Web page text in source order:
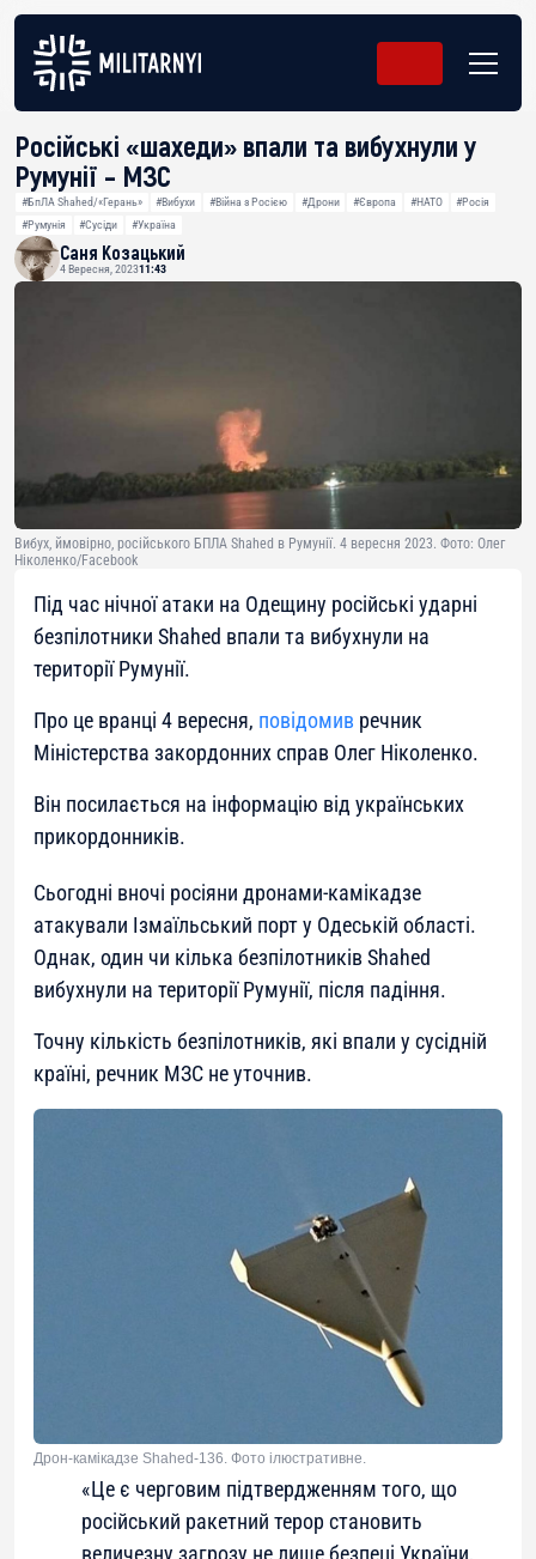
Російські «шахеди» впали та вибухнули у
Румунії – МЗС
#БпЛА Shahed/«Герань» #Вибухи #Війна з Росією #Дрони #Європа #НАТО
#Росія
#Румунія
#Сусіди #Україна
Саня Козацький
4 Вересня, 202311:43
Вибух, ймовірно, російського БПЛА Shahed в Румунії. 4 вересня 2023. Фото: Олег
Ніколенко/Facebook
Під час нічної атаки на Одещину російські ударні
безпілотники Shahed впали та вибухнули на
території Румунії.
Про це вранці 4 вересня, повідомив речник
Міністерства закордонних справ Олег Ніколенко.
Він посилається на інформацію від українських
прикордонників.
Сьогодні вночі росіяни дронами-камікадзе
атакували Ізмаїльський порт у Одеській області.
Однак, один чи кілька безпілотників Shahed
вибухнули на території Румунії, після падіння.
Точну кількість безпілотників, які впали у сусідній
країні, речник МЗС не уточнив.
Дрон-камікадзе Shahed-136. Фото ілюстративне.
«Це є черговим підтвердженням того, що
російський ракетний терор становить
величезну загрозу не лише безпеці України,